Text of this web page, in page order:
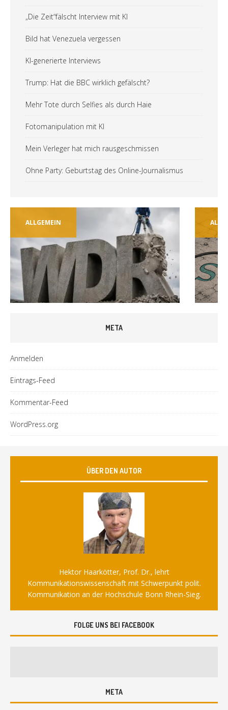
„Die Zeit“fälscht Interview mit KI
Bild hat Venezuela vergessen
KI-generierte Interviews
Trump: Hat die BBC wirklich gefälscht?
Mehr Tote durch Selfies als durch Haie
Fotomanipulation mit KI
Mein Verleger hat mich rausgeschmissen
Ohne Party: Geburtstag des Online-Journalismus
ALLGEMEIN
META
Anmelden
Eintrags-Feed
Kommentar-Feed
WordPress.org
ÜBER DEN AUTOR
Hektor Haarkötter, Prof. Dr., lehrt
Kommunikationswissenschaft mit Schwerpunkt polit.
Kommunikation an der Hochschule Bonn Rhein-Sieg.
FOLGE UNS BEI FACEBOOK
META